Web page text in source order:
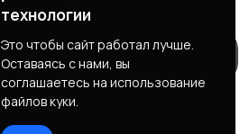
технологии
Это чтобы сайт работал лучше.
Оставаясь с нами, вы
соглашаетесь на использование
файлов куки.